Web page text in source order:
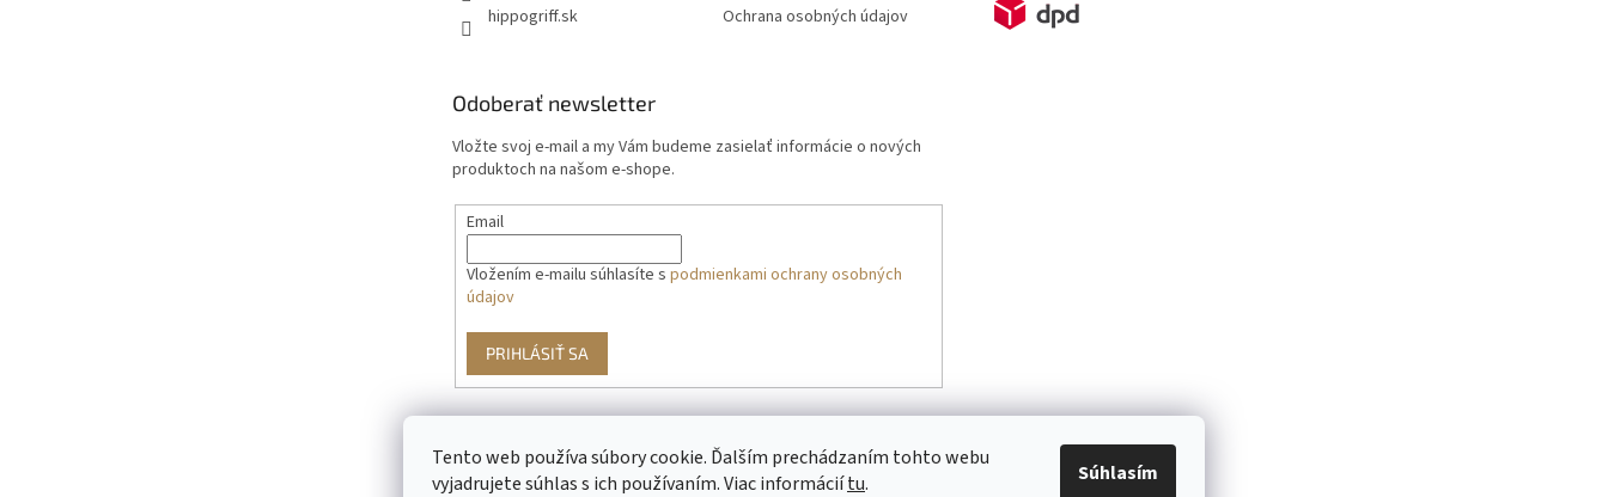
Tento web používa súbory cookie. Ďalším prechádzaním tohto webu
vyjadrujete súhlas s ich používaním. Viac informáciítu. Súhlasím
hippogriff.sk
Ochrana osobných údajov
Odoberať newsletter
Vložte svoj e-mail a my Vám budeme zasielať informácie o nových
produktoch na našom e-shope.
Email
Vložením e-mailu súhlasíte s podmienkami ochrany osobných
údajov
PRIHLÁSIŤ SA
g